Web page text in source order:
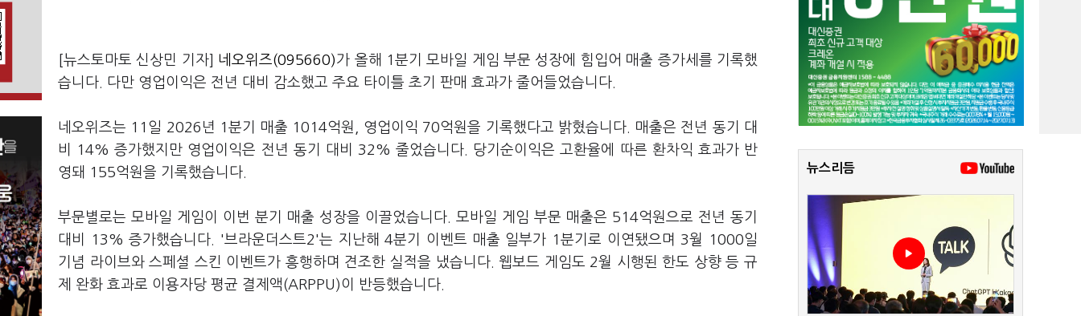
[뉴스토마토 신상민 기자] 네오위즈(095660)가 올해 1분기 모바일 게임 부문 성장에 힘입어 매출 증가세를 기록했
습니다. 다만 영업이익은 전년 대비 감소했고 주요 타이틀 초기 판매 효과가 줄어들었습니다.
네오위즈는 11일 2026년 1분기 매출 1014억원, 영업이익 70억원을 기록했다고 밝혔습니다. 매출은 전년 동기 대
비 14% 증가했지만 영업이익은 전년 동기 대비 32% 줄었습니다. 당기순이익은 고환율에 따른 환차익 효과가 반
영돼 155억원을 기록했습니다.
부문별로는 모바일 게임이 이번 분기 매출 성장을 이끌었습니다. 모바일 게임 부문 매출은 514억원으로 전년 동기
대비 13% 증가했습니다. '브라운더스트2'는 지난해 4분기 이벤트 매출 일부가 1분기로 이연됐으며 3월 1000일
기념 라이브와 스페셜 스킨 이벤트가 흥행하며 견조한 실적을 냈습니다. 웹보드 게임도 2월 시행된 한도 상향 등 규
제 완화 효과로 이용자당 평균 결제액(ARPPU)이 반등했습니다.
뉴스리듬